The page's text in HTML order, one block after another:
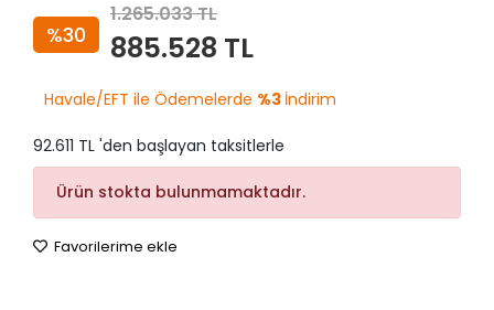
%30
1.265.033 TL
885.528 TL
Havale/EFT ile Ödemelerde %3 İndirim
92.611 TL 'den başlayan taksitlerle
Ürün stokta bulunmamaktadır.
Favorilerime ekle